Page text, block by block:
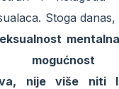
Stoga danas,
mogućnost
nije više niti